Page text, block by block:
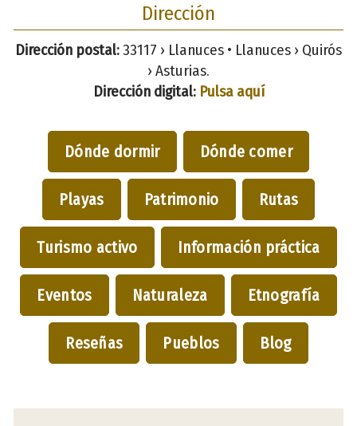
Dirección
Dirección postal:33117 › Llanuces • Llanuces › Quirós
› Asturias.
Dirección digital: Pulsa aquí
Dónde dormir Dónde comer
Playas Patrimonio Rutas
Turismo activo Información práctica
Eventos Naturaleza Etnografía
Reseñas Pueblos Blog